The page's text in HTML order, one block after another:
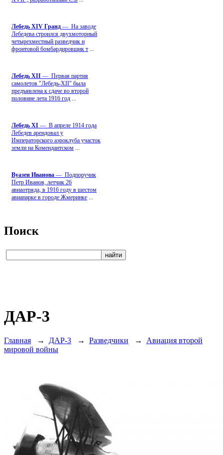
Лебедь ХIV Гранд — На заводе
Лебедева строился двухмоторный
четырехместный разведчик и
фронтовой бомбардировщик т
Лебедь ХII — Первая партия
самолетов "Лебедь-ХII" была
предъявлена к сдаче во второй
половине лета 1916 год
Лебедь ХI — В апреле 1914 года
Лебедев арендовал у
Императорского аэроклуба участок
земли на Комендантском
Вуазен Иванова — Подпоручик
Петр Иванов, летчик 26
авиаотряда, в 1916 году в шестом
авиапарке в городе Жмеринке
Поиск
ДАР-3
Главная → ДАР-3 → Разведчики → Авиация второй
мировой войны